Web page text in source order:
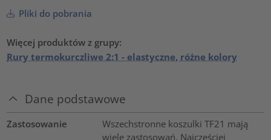
Pliki do pobrania
Więcej produktów z grupy:
Rury termokurczliwe 2:1 - elastyczne, różne kolory
Dane podstawowe
Zastosowanie
Wszechstronne koszulki TF21 mają
wiele zastosowań. Najczęściej